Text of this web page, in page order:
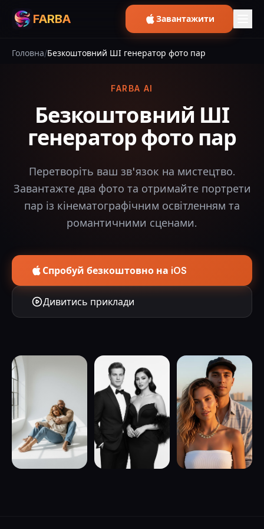
FARBA Завантажити
Головна/Безкоштовний ШІ генератор фото пар
FARBA AI
Безкоштовний ШІ
генератор фото пар
Перетворіть ваш зв'язок на мистецтво.
Завантажте два фото та отримайте портрети
пар із кінематографічним освітленням та
романтичними сценами.
Спробуй безкоштовно на iOS
Дивитись приклади